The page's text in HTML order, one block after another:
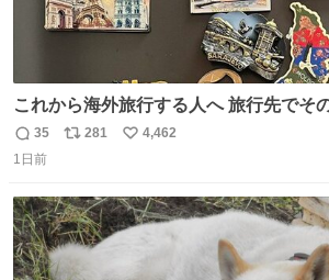
これから海外旅行する人へ 旅行先でそ
る マグネットを買って欲しい。 僕は交換留学してた1年間
で20カ国回ったけど、旅行先で必ずマ
どそれぞれのマグネットを見る度に旅
みがえります。
返
信
35
リ
ト
数
281
い
数
4,462
1日前